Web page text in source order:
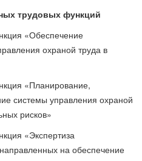
трудовых функций
«Обеспечение
охраной труда в
«Планирование,
системы управления охраной
рисков»
«Экспертиза
на обеспечение